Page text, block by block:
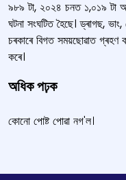
৯৮৯ টা, ২০২৪ চনত ১,০১৯ টা
ঘটনা সংঘটিত হৈছে। ড্ৰাগছ,
চৰকাৰে বিগত সময়ছোৱাত
কৰে।
অধিক পঢ়ক
কোনো পোষ্ট পোৱা নগ'ল।